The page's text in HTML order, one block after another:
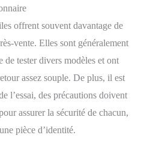
offrent souvent davantage de
vente. Elles sont généralement
de tester divers modèles et ont
assez souple. De plus, il est
l’essai, des précautions doivent
assurer la sécurité de chacun,
pièce d’identité.